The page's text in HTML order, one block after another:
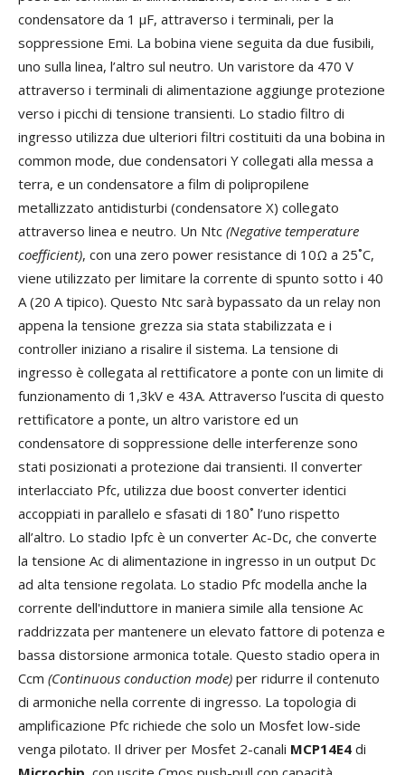
condensatore da 1 μF, attraverso i terminali, per la
soppressione Emi. La bobina viene seguita da due fusibili,
uno sulla linea, l’altro sul neutro. Un varistore da 470 V
attraverso i terminali di alimentazione aggiunge protezione
verso i picchi di tensione transienti. Lo stadio filtro di
ingresso utilizza due ulteriori filtri costituiti da una bobina in
common mode, due condensatori Y collegati alla messa a
terra, e un condensatore a film di polipropilene
metallizzato antidisturbi (condensatore X) collegato
attraverso linea e neutro. Un Ntc (Negative temperature
coefficient), con una zero power resistance di 10Ω a 25˚C,
viene utilizzato per limitare la corrente di spunto sotto i 40
A (20 A tipico). Questo Ntc sarà bypassato da un relay non
appena la tensione grezza sia stata stabilizzata e i
controller iniziano a risalire il sistema. La tensione di
ingresso è collegata al rettificatore a ponte con un limite di
funzionamento di 1,3kV e 43A. Attraverso l’uscita di questo
rettificatore a ponte, un altro varistore ed un
condensatore di soppressione delle interferenze sono
stati posizionati a protezione dai transienti. Il converter
interlacciato Pfc, utilizza due boost converter identici
accoppiati in parallelo e sfasati di 180˚ l’uno rispetto
all’altro. Lo stadio Ipfc è un converter Ac-Dc, che converte
la tensione Ac di alimentazione in ingresso in un output Dc
ad alta tensione regolata. Lo stadio Pfc modella anche la
corrente dell'induttore in maniera simile alla tensione Ac
raddrizzata per mantenere un elevato fattore di potenza e
bassa distorsione armonica totale. Questo stadio opera in
Ccm (Continuous conduction mode) per ridurre il contenuto
di armoniche nella corrente di ingresso. La topologia di
amplificazione Pfc richiede che solo un Mosfet low-side
venga pilotato. Il driver per Mosfet 2-canali MCP14E4 di